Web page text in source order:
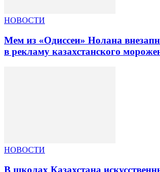
НОВОСТИ
Мем из «Одиссеи» Нолана
в рекламу казахстанского
НОВОСТИ
В школах Казахстана